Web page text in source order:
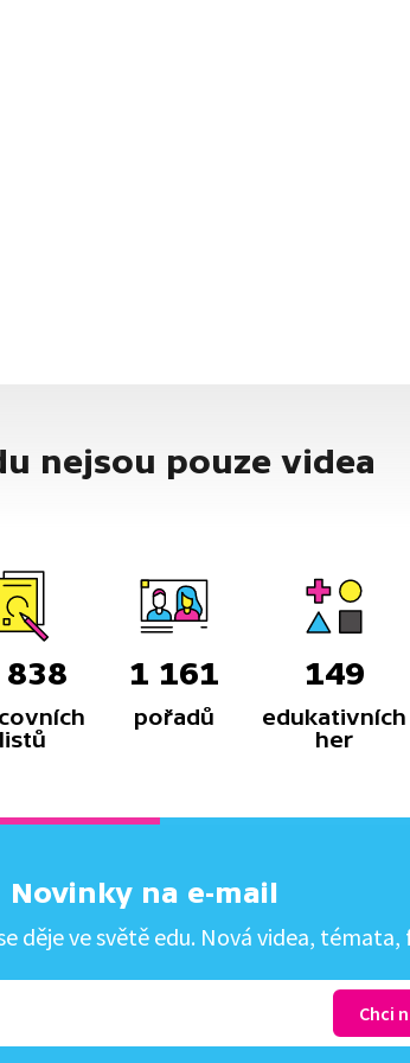
nejsou pouze videa
838
listů
1 161
pořadů
149
edukativních
her
Novinky na e-mail
děje ve světě edu. Nová videa, témata,